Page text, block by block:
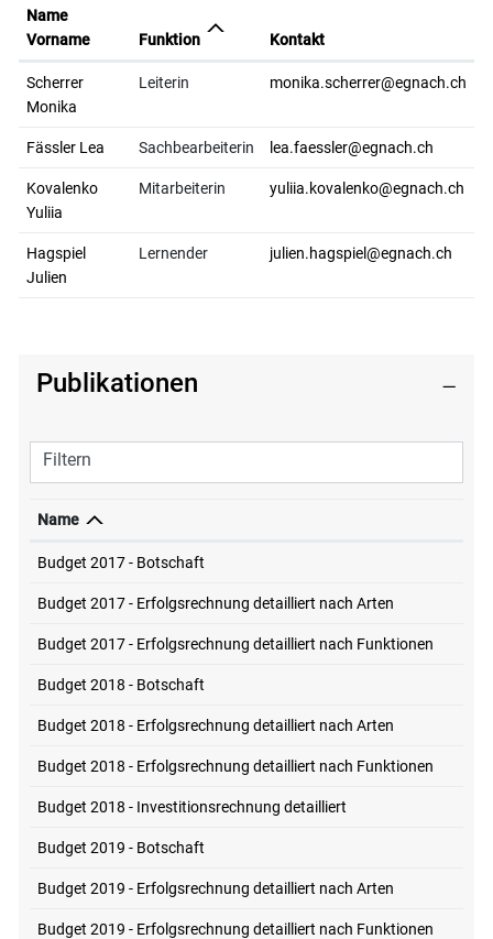
Name
Vorname
Funktion Kontakt
Scherrer
Monika
Leiterin monika.scherrer@egnach.ch
Fässler Lea Sachbearbeiterin lea.faessler@egnach.ch
Kovalenko
Yuliia
Mitarbeiterin yuliia.kovalenko@egnach.ch
Hagspiel
Julien
Lernender julien.hagspiel@egnach.ch
Publikationen
Filtern
Name
Budget 2017 - Botschaft
Budget 2017 - Erfolgsrechnung detailliert nach Arten
Budget 2017 - Erfolgsrechnung detailliert nach Funktionen
Budget 2018 - Botschaft
Budget 2018 - Erfolgsrechnung detailliert nach Arten
Budget 2018 - Erfolgsrechnung detailliert nach Funktionen
Budget 2018 - Investitionsrechnung detailliert
Budget 2019 - Botschaft
Budget 2019 - Erfolgsrechnung detailliert nach Arten
Budget 2019 - Erfolgsrechnung detailliert nach Funktionen